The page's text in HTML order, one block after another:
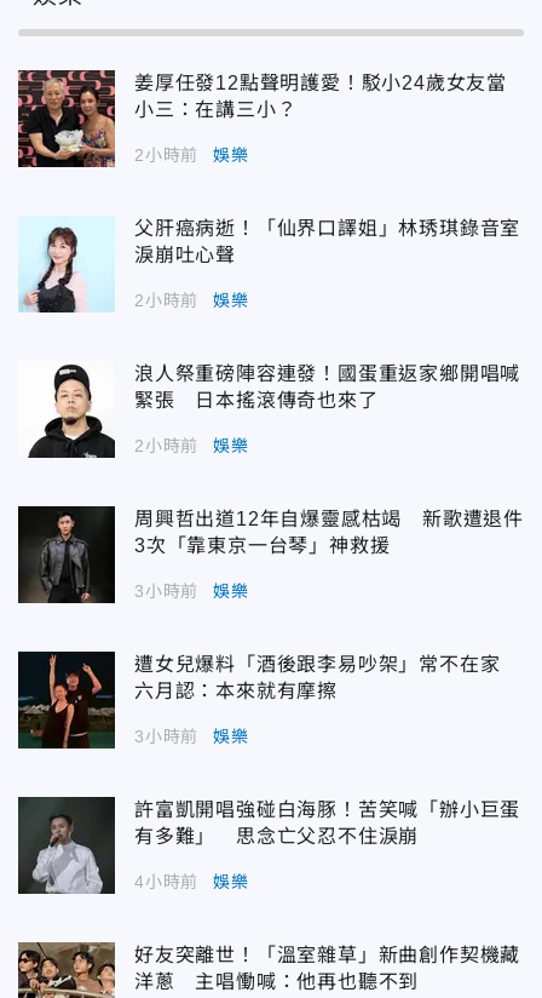
姜厚任發12點聲明護愛！駁小24歲女友當
小三：在講三小？
2小時前 娛樂
父肝癌病逝！「仙界口譯姐」林琇琪錄音室
淚崩吐心聲
2小時前 娛樂
浪人祭重磅陣容連發！國蛋重返家鄉開唱喊
緊張 日本搖滾傳奇也來了
2小時前 娛樂
周興哲出道12年自爆靈感枯竭 新歌遭退件
3次「靠東京一台琴」神救援
3小時前 娛樂
遭女兒爆料「酒後跟李易吵架」常不在家
六月認：本來就有摩擦
3小時前 娛樂
許富凱開唱強碰白海豚！苦笑喊「辦小巨蛋
有多難」 思念亡父忍不住淚崩
4小時前 娛樂
好友突離世！「溫室雜草」新曲創作契機藏
洋蔥 主唱慟喊：他再也聽不到